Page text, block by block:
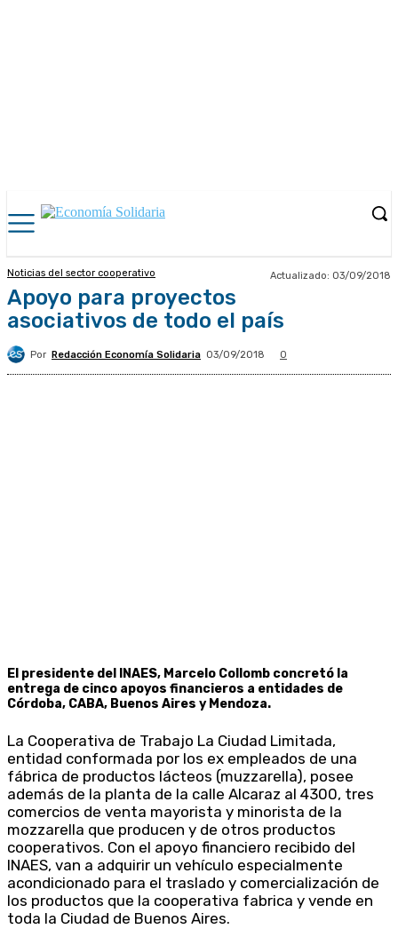
Noticias del sector cooperativo Actualizado: 03/09/2018
Apoyo para proyectos
asociativos de todo el país
Por Redacción Economía Solidaria 03/09/2018 0
El presidente del INAES, Marcelo Collomb concretó la
entrega de cinco apoyos financieros a entidades de
Córdoba, CABA, Buenos Aires y Mendoza.
La Cooperativa de Trabajo La Ciudad Limitada,
entidad conformada por los ex empleados de una
fábrica de productos lácteos (muzzarella), posee
además de la planta de la calle Alcaraz al 4300, tres
comercios de venta mayorista y minorista de la
mozzarella que producen y de otros productos
cooperativos. Con el apoyo financiero recibido del
INAES, van a adquirir un vehículo especialmente
acondicionado para el traslado y comercialización de
los productos que la cooperativa fabrica y vende en
toda la Ciudad de Buenos Aires.